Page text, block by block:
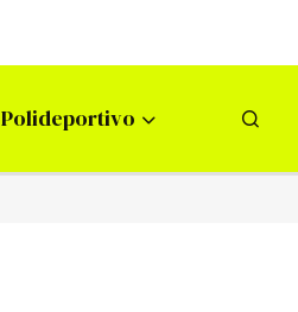
Polideportivo